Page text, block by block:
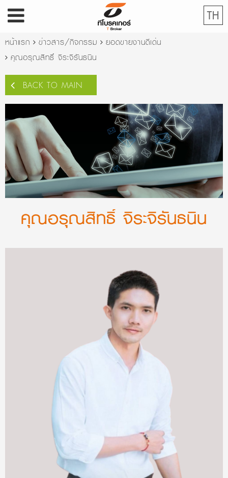
TH
หน้าแรก ข่าวสาร/กิจกรรม
ยอดขายงานดีเด่น
คุณอรุณสิทธิ์ จิระจิรันธนิน
BACK TO MAIN
คุณอรุณสิทธิ์ จิระจิรันธนิน